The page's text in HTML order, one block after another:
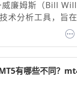
调整建议：快线
（如10/20）可
长周期（如20/50
号线：通常固定
于确认买卖信号
威廉姆斯（Bill
术分析工具，旨
图表中的特定形态
格走势并生成看涨或
原则，通过识别
形成的分形形态，
有哪些不同？